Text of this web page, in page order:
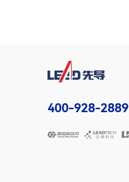
400-928-2889